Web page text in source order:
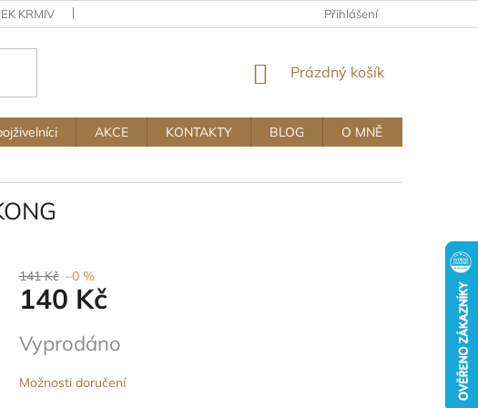
KRMIV OBCHODNÍ A REKLAMAČNÍ PODMÍNKY
Přihlášení
NÁKUPNÍ
Prázdný košík
AKCE KONTAKTY BLOG
O MNĚ
141 Kč –0 %
140 Kč
cena:
Vyprodáno
Možnosti doručení